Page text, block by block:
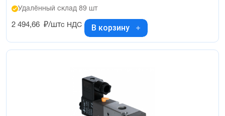
Удалённый склад 89 шт
2 494,66 ₽/штс НДС В корзину